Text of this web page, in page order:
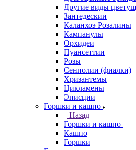
Другие виды
Зантедескии
Каланхоэ Розалины
Кампанулы
Орхидеи
Пуансеттии
Розы
Сенполии (фиалки)
Хризантемы
Цикламены
Эписции
Горшки и кашпо
Назад
Горшки и кашпо
Кашпо
Горшки